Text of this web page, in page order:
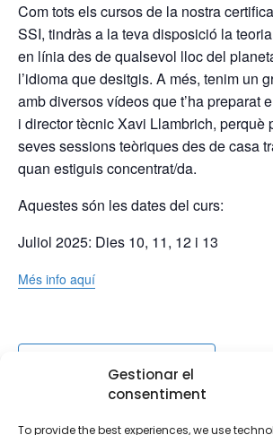
Gestionar el
consentiment
To provide the best experiences, we use
Com tots els cursos de la nostra
SSI, tindràs a la teva disposició la
en línia des de qualsevol lloc del
l’idioma que desitgis. A més, tenim un
amb diversos vídeos que t’ha preparat
i director tècnic Xavi Llambrich, perquè
seves sessions teòriques des de casa
quan estiguis concentrat/da.
Aquestes són les dates del curs:
Juliol 2025: Dies 10, 11, 12 i 13
Més info aquí